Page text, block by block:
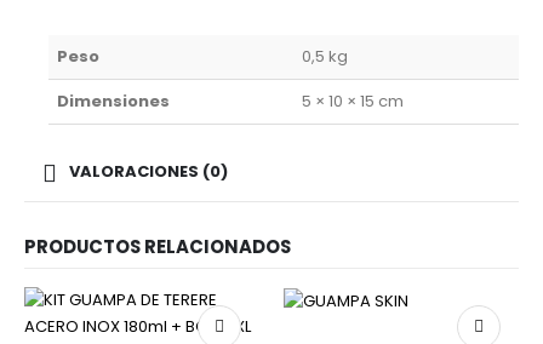
Peso
0,5 kg
Dimensiones
5 × 10 × 15 cm
VALORACIONES (0)
PRODUCTOS RELACIONADOS